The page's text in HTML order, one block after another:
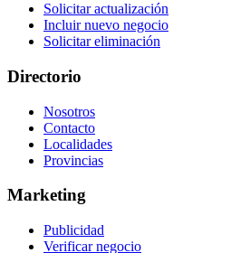
Solicitar actualización
Incluir nuevo negocio
Solicitar eliminación
Directorio
Nosotros
Contacto
Localidades
Provincias
Marketing
Publicidad
Verificar negocio